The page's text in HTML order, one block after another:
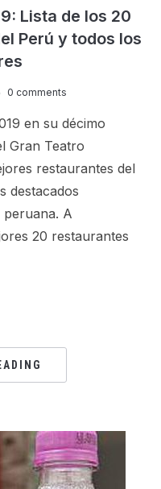
Lista de los 20
Perú y todos los
0 comments
en su décimo
Gran Teatro
restaurantes del
destacados
A
20 restaurantes